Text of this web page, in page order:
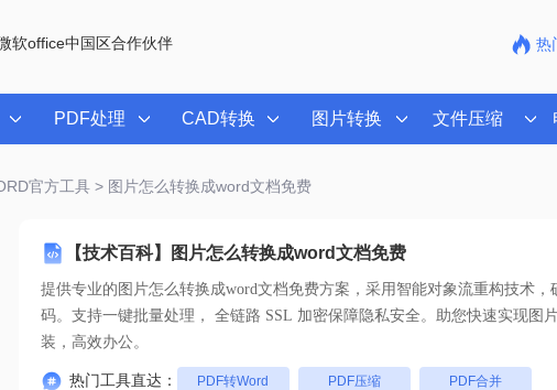
软office中国区合作伙伴 热
PDF处理 CAD转换 图片转换 文件压缩
官方工具> 图片怎么转换成word文档免费
【技术百科】图片怎么转换成word文档免费
提供专业的 图片怎么转换成word文档免费方案，采用智能对象流重构技术
码。支持一键批量处理， 全链路 SSL 加密保障隐私安全。助您快速实现图
装，高效办公。
热门工具直达： PDF转Word PDF压缩 PDF合并